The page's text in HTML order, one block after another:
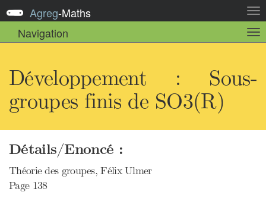
la
Agreg-Maths
Navigation
la
Développement : Sous-
groupes finis de SO3(R)
Détails/Enoncé :
Théorie des groupes, Félix Ulmer
Page 138